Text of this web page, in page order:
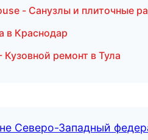
- Санузлы и плиточные
в Краснодар
ремонт в Тула
Северо-Западный